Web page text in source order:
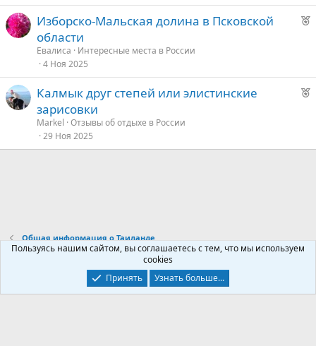
е
о
у
Р
е
е
Изборско-Мальская долина в Псковской
области
Евалиса
Интересные места в России
4 Ноя 2025
Р
Калмык друг степей или элистинские
зарисовки
Markel Отзывы об отдыхе в России
29 Ноя 2025
Общая информация о Таиланде
Условия и правила
Политика конфиденциальности
Главная
R
Пользуясь нашим сайтом, вы соглашаетесь с тем, что мы используем
cookies
Принять
Узнать больше...